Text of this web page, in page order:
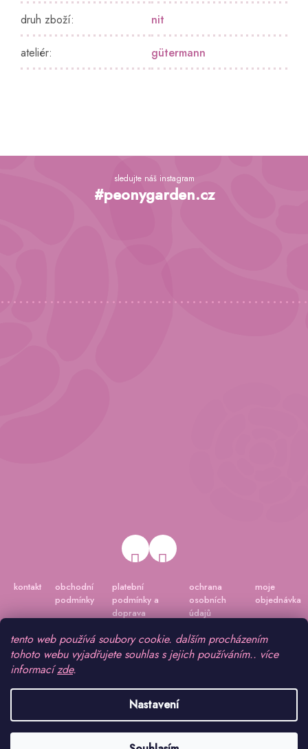
tento web používá soubory cookie. dalším procházením
tohoto webu vyjadřujete souhlas s jejich používáním.. více
informacízde.
Nastavení
druh zboží: nit
ateliér: gütermann
Z
sledujte náš instagram
#peonygarden.cz
kontakt
obchodní
podmínky
platební
podmínky a
doprava
ochrana
osobních
údajů
moje
objednávka
Připravil Shoptetnamiru.cz